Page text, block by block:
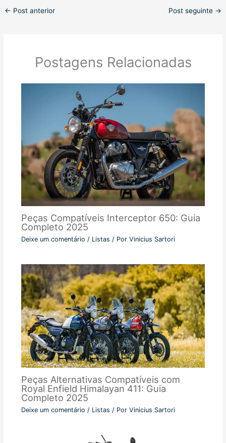
← Post anterior Post seguinte →
Postagens Relacionadas
Peças Compatíveis Interceptor 650: Guia
Completo 2025
Deixe um comentário / Listas / Por Vinicius Sartori
Peças Alternativas Compatíveis com
Royal Enfield Himalayan 411: Guia
Completo 2025
Deixe um comentário / Listas / Por Vinicius Sartori